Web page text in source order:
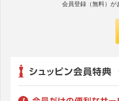
会員登録（無料）が